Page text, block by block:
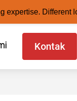
expertise. Different
Kontak